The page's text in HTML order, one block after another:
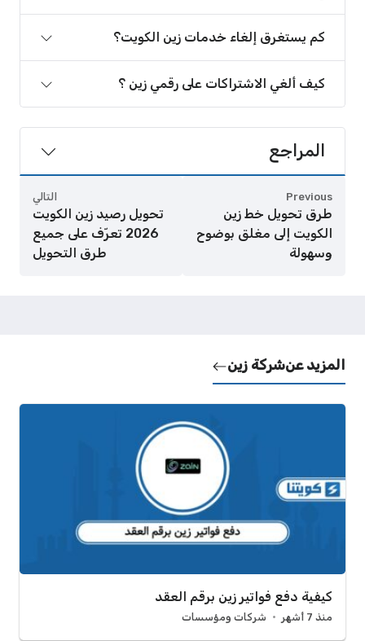
كم يستغرق إلغاء خدمات زين الكويت؟
كيف ألغي الاشتراكات على رقمي زين ؟
المراجع
Previous
طرق تحويل خط زين
الكويت إلى مغلق بوضوح
وسهولة
التالي
تحويل رصيد زين الكويت
2026 تعرّف على جميع
طرق التحويل
المزيد عنشركة زين
كيفية دفع فواتير زين برقم العقد
منذ 7 أشهر شركات ومؤسسات